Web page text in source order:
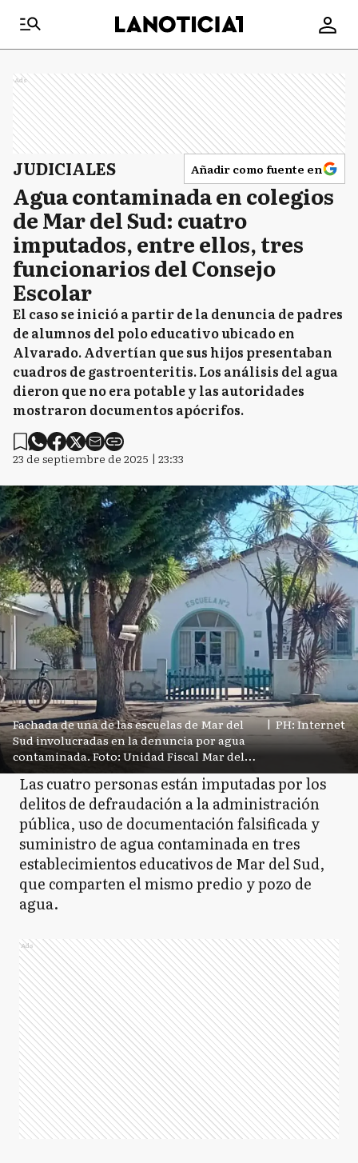
Ads
JUDICIALES Añadir como fuente en
Agua contaminada en colegios
de Mar del Sud: cuatro
imputados, entre ellos, tres
funcionarios del Consejo
Escolar
El caso se inició a partir de la denuncia de padres
de alumnos del polo educativo ubicado en
Alvarado. Advertían que sus hijos presentaban
cuadros de gastroenteritis. Los análisis del agua
dieron que no era potable y las autoridades
mostraron documentos apócrifos.
23 de septiembre de 2025 | 23:33
Fachada de una de las escuelas de Mar del
Sud involucradas en la denuncia por agua
contaminada. Foto: Unidad Fiscal Mar del
Plata
| PH: Internet
Las cuatro personas están imputadas por los
delitos de defraudación a la administración
pública, uso de documentación falsificada y
suministro de agua contaminada en tres
establecimientos educativos de Mar del Sud,
que comparten el mismo predio y pozo de
agua.
Ads